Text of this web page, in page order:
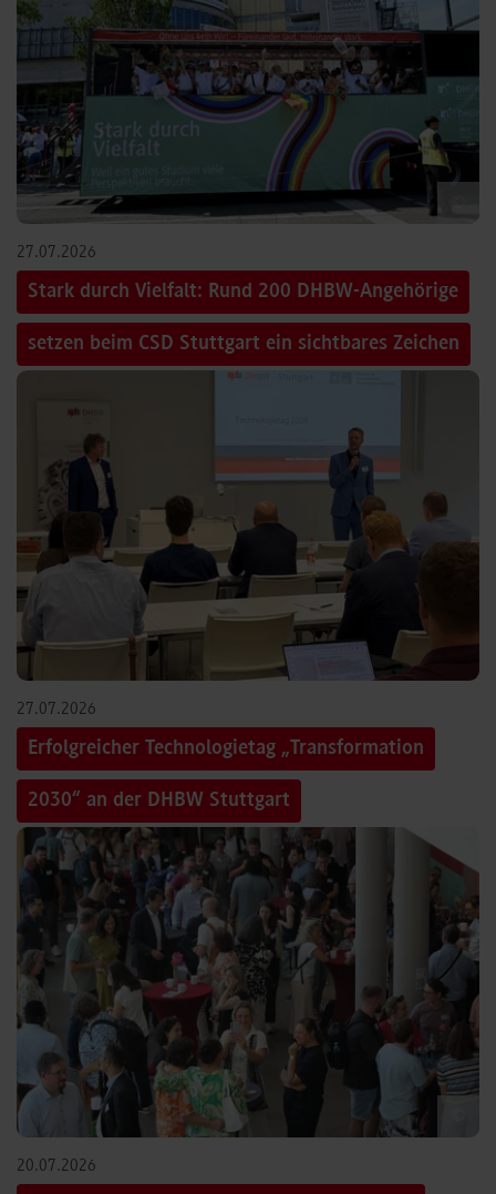
27.07.2026
Stark durch Vielfalt: Rund 200 DHBW-Angehörige
setzen beim CSD Stuttgart ein sichtbares Zeichen
27.07.2026
Erfolgreicher Technologietag „Transformation
2030“ an der DHBW Stuttgart
20.07.2026